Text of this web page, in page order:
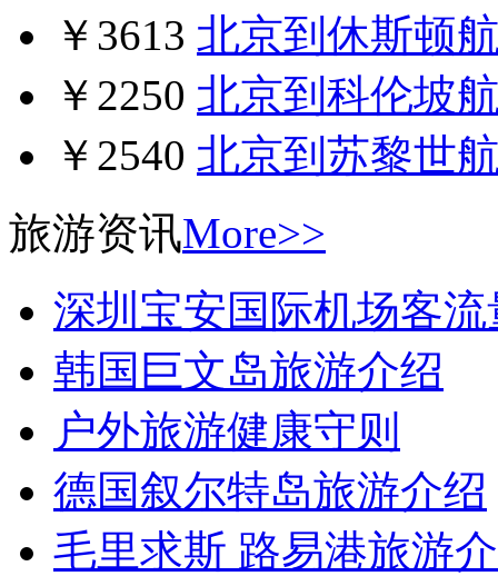
￥3613 北京到休斯顿
￥2250 北京到科伦坡
￥2540 北京到苏黎世
旅游资讯More>>
深圳宝安国际机场客
韩国巨文岛旅游介绍
户外旅游健康守则
德国叙尔特岛旅游介绍
毛里求斯 路易港旅游